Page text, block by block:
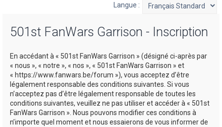
Langue :
501st FanWars Garrison - Inscription
En accédant à « 501st FanWars Garrison » (désigné ci-après par
« nous », « notre », « nos », « 501st FanWars Garrison » et
« https://www.fanwars.be/forum »), vous acceptez d’être
légalement responsable des conditions suivantes. Si vous
n’acceptez pas d’être légalement responsable de toutes les
conditions suivantes, veuillez ne pas utiliser et accéder à « 501st
FanWars Garrison ». Nous pouvons modifier ces conditions à
n’importe quel moment et nous essaierons de vous informer de